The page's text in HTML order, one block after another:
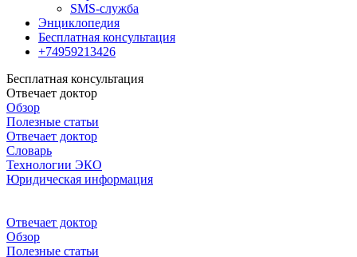
SMS-служба
Энциклопедия
Бесплатная консультация
+74959213426
Бесплатная консультация
Отвечает доктор
Обзор
Полезные статьи
Отвечает доктор
Словарь
Технологии ЭКО
Юридическая информация
Отвечает доктор
Обзор
Полезные статьи